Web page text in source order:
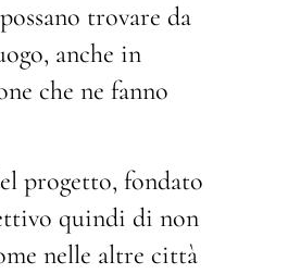
trovare da
anche in
che ne fanno
progetto, fondato
quindi di non
nelle altre città